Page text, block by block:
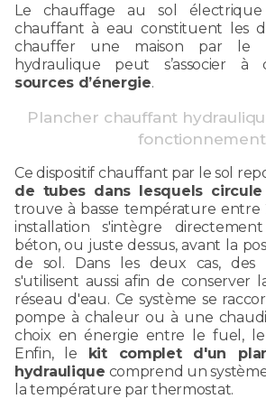
Le chauffage au sol
chauffant à eau constituent les
chauffer une maison par le
hydraulique peut s’associer à
sources d’énergie.
Plancher chauffant
fonctionnement
Ce dispositif chauffant par le sol
de tubes dans lesquels circule
trouve à basse température entre
installation s'intègre
béton, ou juste dessus, avant la
de sol. Dans les deux cas, des
s'utilisent aussi afin de conserver
réseau d'eau. Ce système se
pompe à chaleur ou à une
choix en énergie entre le fuel, le
Enfin, le kit complet d'un
hydraulique comprend un
la température par thermostat.